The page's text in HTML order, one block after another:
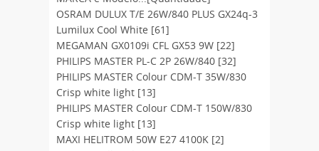
OSRAM DULUX T/E 26W/840 PLUS GX24q-3
Lumilux Cool White [61]
MEGAMAN GX0109i CFL GX53 9W [22]
PHILIPS MASTER PL-C 2P 26W/840 [32]
PHILIPS MASTER Colour CDM-T 35W/830
Crisp white light [13]
PHILIPS MASTER Colour CDM-T 150W/830
Crisp white light [13]
MAXI HELITROM 50W E27 4100K [2]